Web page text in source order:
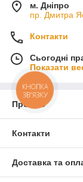
м. Дніпро
пр. Дмитра
Контакти
Сьогодні
Показати
Про нас
Контакти
Доставка та
КНОПКА
ЗВ'ЯЗКУ